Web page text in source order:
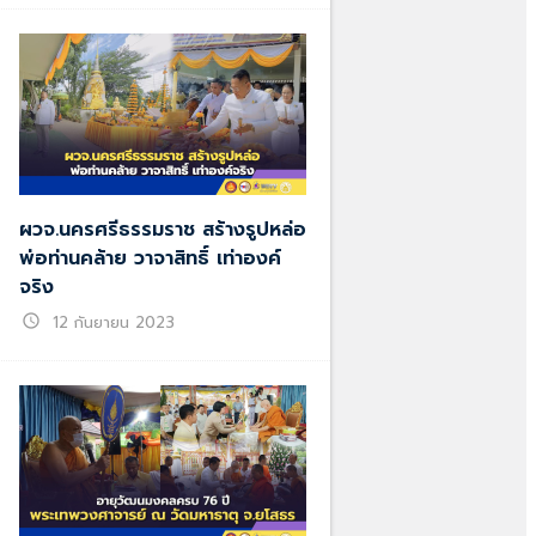
ผวจ.นครศรีธรรมราช สร้างรูปหล่อ
พ่อท่านคล้าย วาจาสิทธิ์ เท่าองค์
จริง
schedule 12 กันยายน 2023